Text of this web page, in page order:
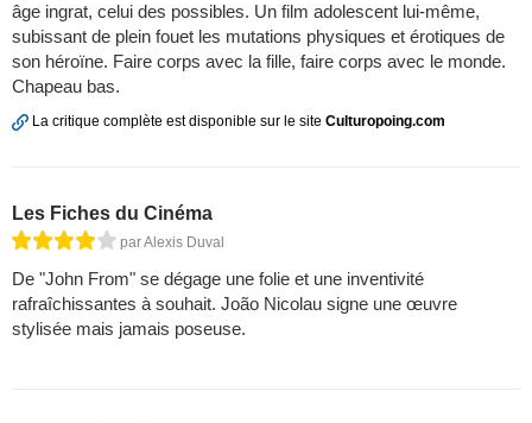
âge ingrat, celui des possibles. Un film adolescent lui-même,
subissant de plein fouet les mutations physiques et érotiques de
son héroïne. Faire corps avec la fille, faire corps avec le monde.
Chapeau bas.
La critique complète est disponible sur le site Culturopoing.com
Les Fiches du Cinéma
par Alexis Duval
De "John From" se dégage une folie et une inventivité
rafraîchissantes à souhait. João Nicolau signe une œuvre
stylisée mais jamais poseuse.